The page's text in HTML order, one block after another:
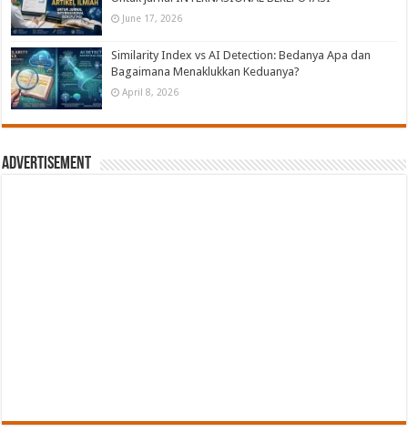
June 17, 2026
Similarity Index vs AI Detection: Bedanya Apa dan
Bagaimana Menaklukkan Keduanya?
April 8, 2026
Advertisement